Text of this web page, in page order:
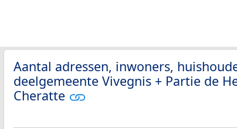
Aantal adressen, inwoners,
deelgemeente Vivegnis + Partie de
Cheratte